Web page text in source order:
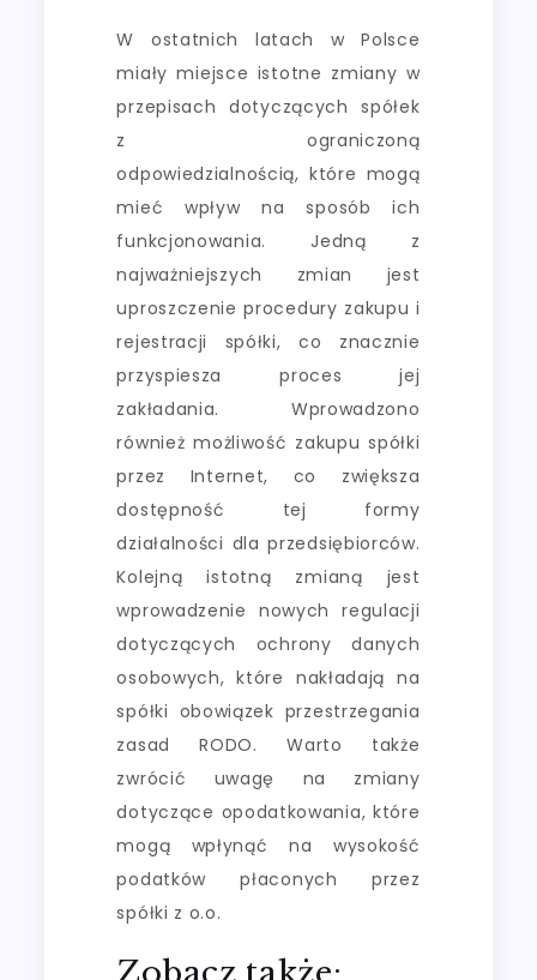
W ostatnich latach w Polsce
miały miejsce istotne zmiany w
przepisach dotyczących spółek
z ograniczoną
odpowiedzialnością, które mogą
mieć wpływ na sposób ich
funkcjonowania. Jedną z
najważniejszych zmian jest
uproszczenie procedury zakupu i
rejestracji spółki, co znacznie
przyspiesza proces jej
zakładania. Wprowadzono
również możliwość zakupu spółki
przez Internet, co zwiększa
dostępność tej formy
działalności dla przedsiębiorców.
Kolejną istotną zmianą jest
wprowadzenie nowych regulacji
dotyczących ochrony danych
osobowych, które nakładają na
spółki obowiązek przestrzegania
zasad RODO. Warto także
zwrócić uwagę na zmiany
dotyczące opodatkowania, które
mogą wpłynąć na wysokość
podatków płaconych przez
spółki z o.o.